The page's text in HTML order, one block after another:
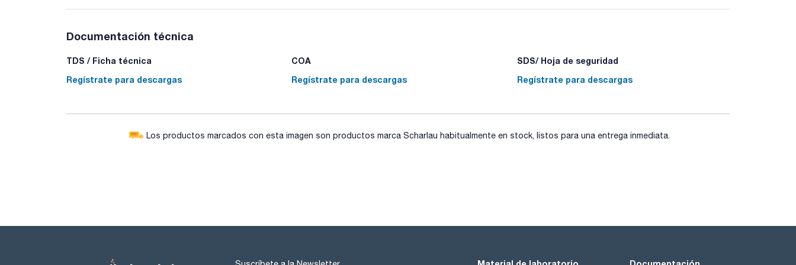
- Su diseño único no usa tapones, válvulas o agujas, siendo muy fácil de montar y usar
Documentación técnica
TDS / Ficha técnica
Regístrate para descargas
COA
Regístrate para descargas
SDS/ Hoja de seguridad
Regístrate para descargas
Los productos marcados con esta imagen son productos marca Scharlau habitualmente en stock, listos para una entrega inmediata.